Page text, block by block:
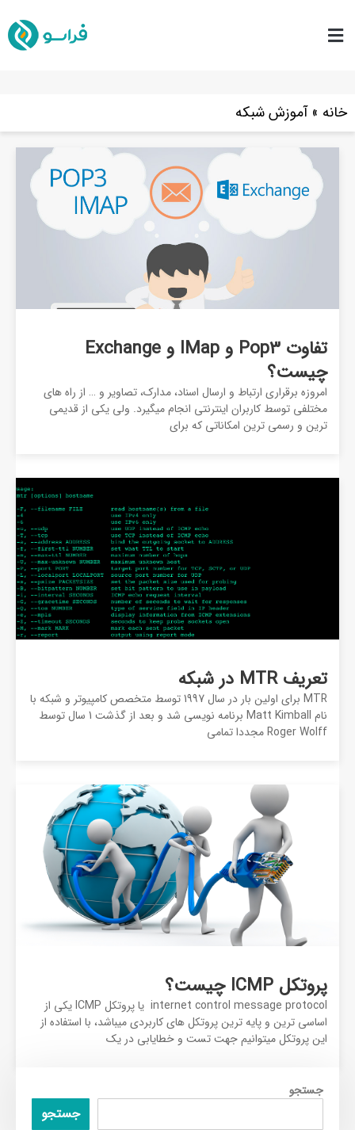
خانه »آموزش شبکه
تفاوت Pop3 و IMap و Exchange
چیست؟
امروزه برقراری ارتباط و ارسال اسناد، مدارک، تصاویر و … از راه های
مختلفی توسط کاربران اینترنتی انجام میگیرد. ولی یکی از قدیمی
ترین و رسمی ترین امکاناتی که برای
تعریف MTR در شبکه
MTR برای اولین بار در سال 1997 توسط متخصص کامپیوتر و شبکه با
نام Matt Kimball برنامه نویسی شد و بعد از گذشت 1 سال توسط
Roger Wolff مجددا تمامی
پروتکل ICMP چیست؟
internet control message protocol یا پروتکل ICMP یکی از
اساسی ترین و پایه ترین پروتکل های کاربردی میباشد، با استفاده از
این پروتکل میتوانیم جهت تست و خطایابی در یک
جستجو
جستجو